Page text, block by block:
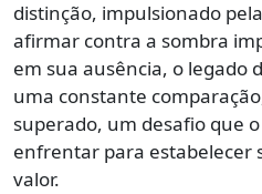
distinção, impulsionado
afirmar contra a sombra
em sua ausência, o legado
uma constante
superado, um desafio que
enfrentar para estabelecer
valor.